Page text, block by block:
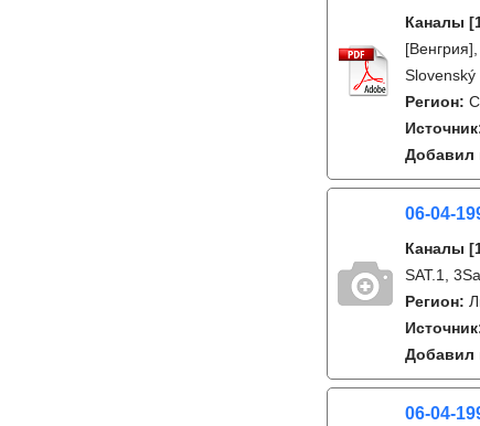
Каналы
Регион:
Добавил
06-04-
Каналы
SAT.1,
Регион:
Добавил
06-04-